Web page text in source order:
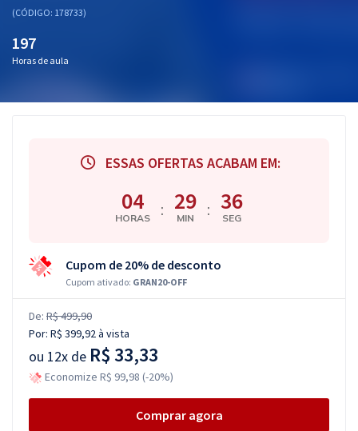
Questões grátis
Conteúdo gratuito
Aprovados
(CÓDIGO: 178733)
197
Horas de aula
ESSAS OFERTAS ACABAM EM:
04
HORAS : 29
MIN : 35
SEG
Cupom de 20% de desconto
Cupom ativado: GRAN20-OFF
De: R$ 499,90
Por: R$ 399,92à vista
ou 12x de R$ 33,33
Economize R$ 99,98 (-20%)
Comprar agora